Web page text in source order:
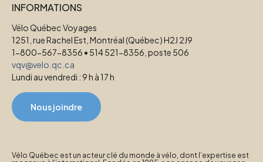
INFORMATIONS
Vélo Québec Voyages
1251, rue Rachel Est, Montréal (Québec) H2J 2J9
1-800-567-8356 • 514 521-8356, poste 506
vqv@velo.qc.ca
Lundi au vendredi : 9 h à 17 h
Nous joindre
Vélo Québec est un acteur clé du monde à vélo, dont l’expertise est